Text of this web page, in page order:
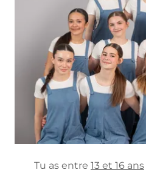
Tu as entre 13 et 16 ans